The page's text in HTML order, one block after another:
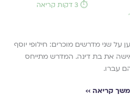
⏱️ 3 דקות קריאה
על שני מדרשים מוכרים: חילופי יוסף
את בת דינה. המדרש מתייחס
עברו.
קריאה ››